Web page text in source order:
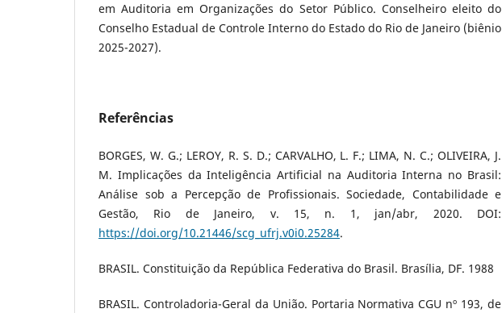
em Auditoria em Organizações do Setor Público. Conselheiro eleito do
Conselho Estadual de Controle Interno do Estado do Rio de Janeiro (biênio
2025-2027).
Referências
BORGES, W. G.; LEROY, R. S. D.; CARVALHO, L. F.; LIMA, N. C.; OLIVEIRA, J.
M. Implicações da Inteligência Artificial na Auditoria Interna no Brasil:
Análise sob a Percepção de Profissionais. Sociedade, Contabilidade e
Gestão, Rio de Janeiro, v. 15, n. 1, jan/abr, 2020. DOI:
https://doi.org/10.21446/scg_ufrj.v0i0.25284.
BRASIL. Constituição da República Federativa do Brasil. Brasília, DF. 1988
BRASIL. Controladoria-Geral da União. Portaria Normativa CGU nº 193, de